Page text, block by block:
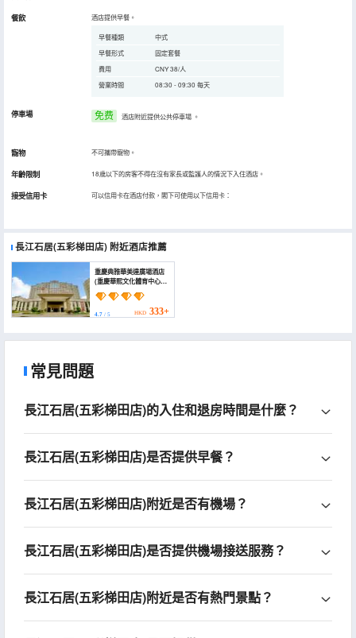
餐飲 酒店提供早餐。
早餐種類
中式
早餐形式
固定套餐
費用
CNY 38/人
營業時間
08:30 - 09:30 每天
停車場 免费 酒店附近提供公共停車場 。
寵物 不可攜帶寵物。
年齡限制 18歲以下的房客不得在沒有家長或監護人的情況下入住酒店。
接受信用卡 可以信用卡在酒店付款，閣下可使用以下信用卡：
長江石居(五彩梯田店) 附近酒店推薦
重慶典雅華美達廣場酒店
(重慶華熙文化體育中心店)
(Ramada Plaza
Chongqing)
4.7 / 5 HKD 333+
常見問題
長江石居(五彩梯田店)的入住和退房時間是什麼？
長江石居(五彩梯田店)是否提供早餐？
長江石居(五彩梯田店)附近是否有機場？
長江石居(五彩梯田店)是否提供機場接送服務？
長江石居(五彩梯田店)附近是否有熱門景點？